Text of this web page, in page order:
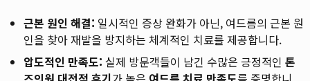
근본 원인 해결: 일시적인 증상 완화가 아닌, 여드름의 근본 원
인을 찾아 재발을 방지하는 체계적인 치료를 제공합니다.
압도적인 만족도: 실제 방문객들이 남긴 수많은 긍정적인 톤